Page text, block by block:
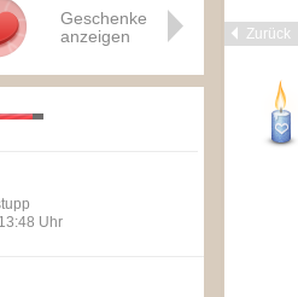
Zurück
Geschenke
anzeigen
Uhr